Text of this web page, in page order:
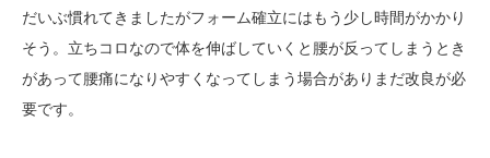
だいぶ慣れてきましたがフォーム確立にはもう少し時間がかかり
そう。立ちコロなので体を伸ばしていくと腰が反ってしまうとき
があって腰痛になりやすくなってしまう場合がありまだ改良が必
要です。